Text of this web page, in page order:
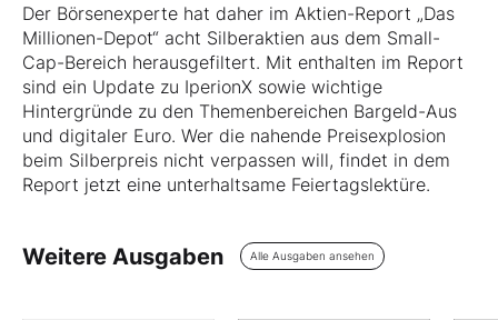
Der Börsenexperte hat daher im Aktien-Report „Das
Millionen-Depot“ acht Silberaktien aus dem Small-
Cap-Bereich herausgefiltert. Mit enthalten im Report
sind ein Update zu IperionX sowie wichtige
Hintergründe zu den Themenbereichen Bargeld-Aus
und digitaler Euro. Wer die nahende Preisexplosion
beim Silberpreis nicht verpassen will, findet in dem
Report jetzt eine unterhaltsame Feiertagslektüre.
Weitere Ausgaben Alle Ausgaben ansehen